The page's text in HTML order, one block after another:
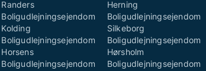
Randers
Boligudlejningsejendom
Kolding
Boligudlejningsejendom
Horsens
Boligudlejningsejendom
Herning
Boligudlejningsejendom
Silkeborg
Boligudlejningsejendom
Hørsholm
Boligudlejningsejendom